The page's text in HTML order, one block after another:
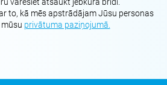
to, kā mēs apstrādājam Jūsu personas
privātuma paziņojumā.